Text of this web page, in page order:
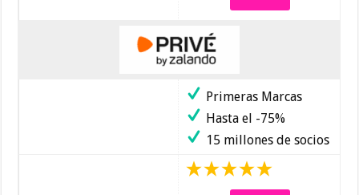
Primeras Marcas
Hasta el -75%
15 millones de socios